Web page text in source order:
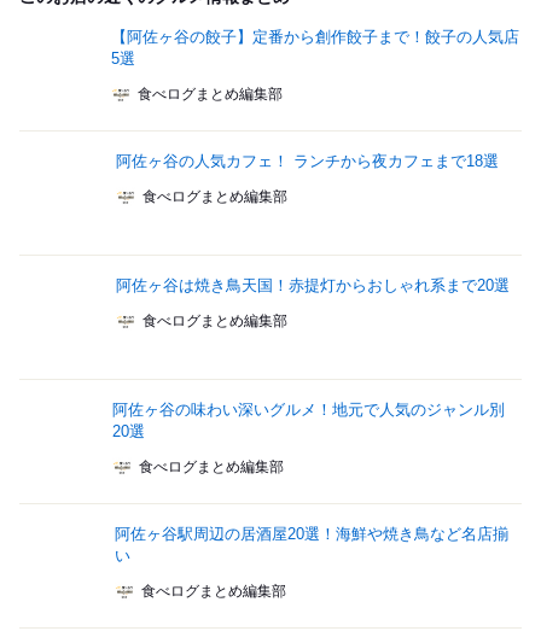
【阿佐ヶ谷の餃子】定番から創作餃子まで！餃子の人気店
5選
食べログまとめ編集部
阿佐ヶ谷の人気カフェ！ ランチから夜カフェまで18選
食べログまとめ編集部
阿佐ヶ谷は焼き鳥天国！赤提灯からおしゃれ系まで20選
食べログまとめ編集部
阿佐ヶ谷の味わい深いグルメ！地元で人気のジャンル別
20選
食べログまとめ編集部
阿佐ヶ谷駅周辺の居酒屋20選！海鮮や焼き鳥など名店揃
い
食べログまとめ編集部